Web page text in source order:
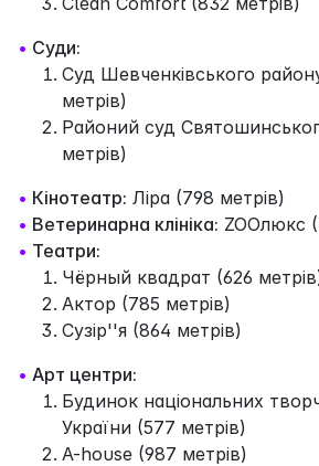
• Суди:
Суд Шевченківського
метрів)
Районий суд
метрів)
• Кінотеатр: Ліра (798 метрів)
• Ветеринарна клініка: ZOOлюкс
• Театри:
Чёрный квадрат (626
Актор (785 метрів)
Сузір''я (864 метрів)
• Арт центри:
Будинок національних
України (577 метрів)
A-house (987 метрів)